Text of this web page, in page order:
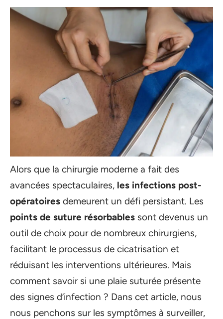
Alors que la chirurgie moderne a fait des
avancées spectaculaires, les infections post-
opératoires demeurent un défi persistant. Les
points de suture résorbables sont devenus un
outil de choix pour de nombreux chirurgiens,
facilitant le processus de cicatrisation et
réduisant les interventions ultérieures. Mais
comment savoir si une plaie suturée présente
des signes d’infection ? Dans cet article, nous
nous penchons sur les symptômes à surveiller,